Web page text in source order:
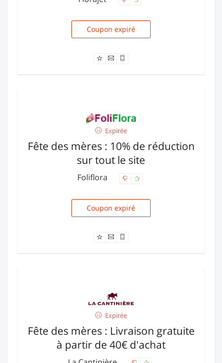
ZAFDM9
Coupon expiré
Expirée
Fête des mères : 10% de réduction
sur tout le site
Foliflora
MAMAN
Coupon expiré
Expirée
Fête des mères : Livraison gratuite
à partir de 40€ d'achat